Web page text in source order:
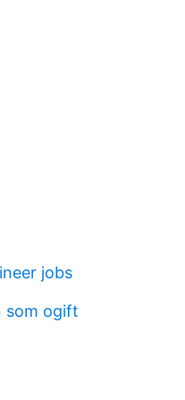
jobs
som ogift